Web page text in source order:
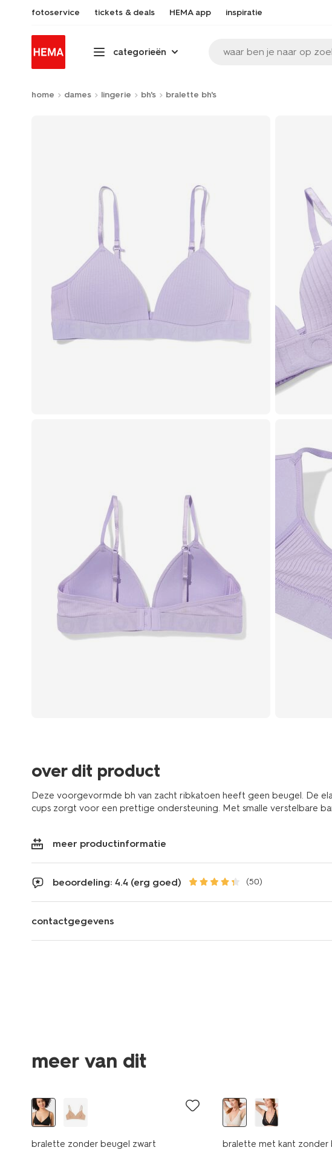
fotoservice tickets & deals HEMA app inspiratie
categorieën waar ben je naar op
home dames lingerie bh's bralette bh's
over dit product
Deze voorgevormde bh van zacht ribkatoen heeft geen beugel. De
cups zorgt voor een prettige ondersteuning. Met smalle verstelbare
meer productinformatie
beoordeling: 4.4 (erg goed) (50)
contactgegevens
meer van dit
bralette zonder beugel zwart bralette met kant zonder